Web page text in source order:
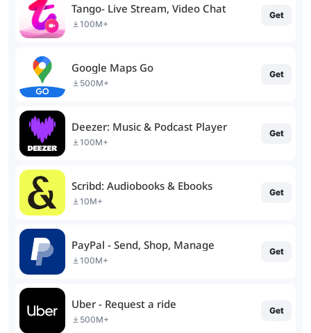
Tango- Live Stream, Video Chat
100M+
Get
Google Maps Go
500M+
Get
Deezer: Music & Podcast Player
100M+
Get
Scribd: Audiobooks & Ebooks
10M+
Get
PayPal - Send, Shop, Manage
100M+
Get
Uber - Request a ride
500M+
Get